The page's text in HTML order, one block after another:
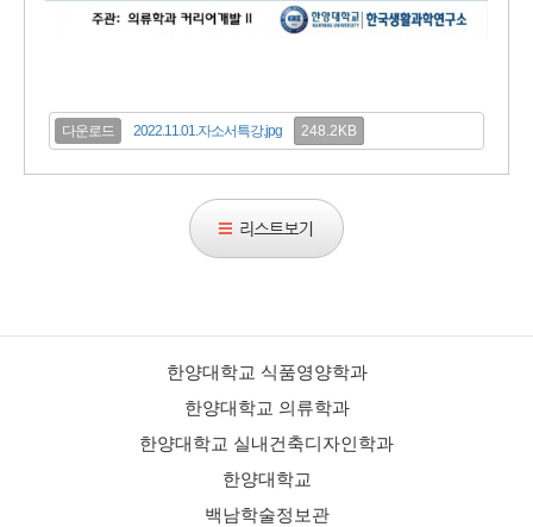
다운로드 2022.11.01.자소서특강.jpg 248.2KB
스
트
한양대학교 식품영양학과
한양대학교 의류학과
한양대학교 실내건축디자인학과
한양대학교
백남학술정보관